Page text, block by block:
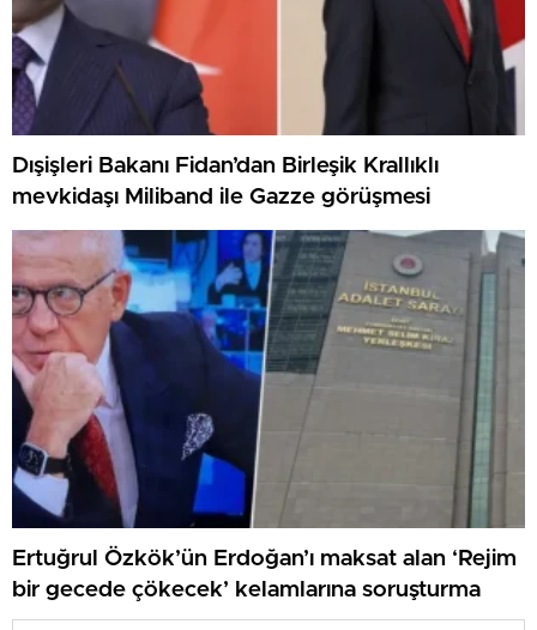
Dışişleri Bakanı Fidan’dan Birleşik Krallıklı
mevkidaşı Miliband ile Gazze görüşmesi
Ertuğrul Özkök’ün Erdoğan’ı maksat alan ‘Rejim
bir gecede çökecek’ kelamlarına soruşturma